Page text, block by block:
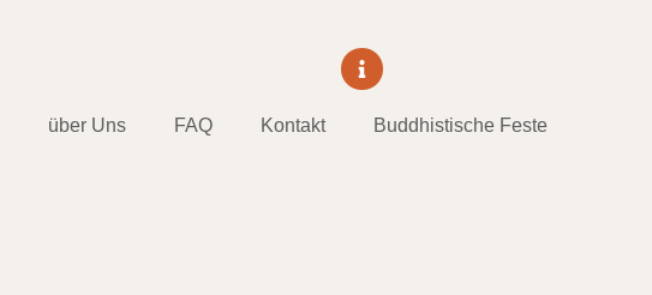
über Uns FAQ Kontakt Buddhistische Feste